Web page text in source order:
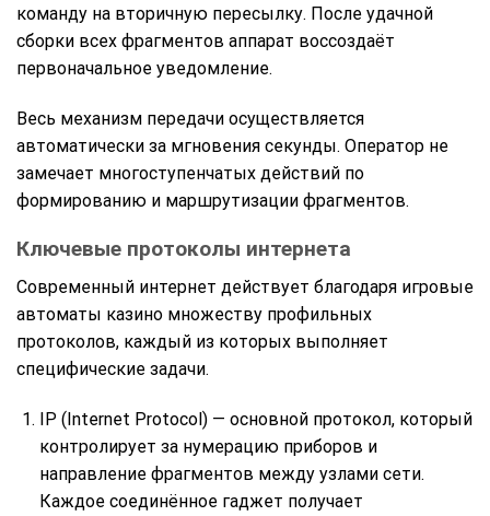
команду на вторичную пересылку. После удачной
сборки всех фрагментов аппарат воссоздаёт
первоначальное уведомление.
Весь механизм передачи осуществляется
автоматически за мгновения секунды. Оператор не
замечает многоступенчатых действий по
формированию и маршрутизации фрагментов.
Ключевые протоколы интернета
Современный интернет действует благодаря игровые
автоматы казино множеству профильных
протоколов, каждый из которых выполняет
специфические задачи.
IP (Internet Protocol) — основной протокол, который
контролирует за нумерацию приборов и
направление фрагментов между узлами сети.
Каждое соединённое гаджет получает